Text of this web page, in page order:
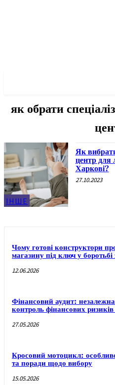
як обрати
ІНШЕ
Як
центр для
Харкові?
27.10.2023
Чому готові конструктори
магазину під ключ у
12.06.2026
Фінансовий аудит: незалежна
контроль фінансових
27.05.2026
Кросовий мотоцикл:
та поради щодо вибору
15.05.2026